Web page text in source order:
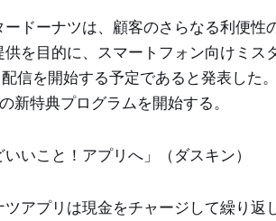
ドーナツは、顧客のさらなる利便
を目的に、スマートフォン向けミ
信を開始する予定であると発表した
新特典プログラムを開始する。
いこと！アプリへ」（ダスキン）
アプリは現金をチャージして繰り返